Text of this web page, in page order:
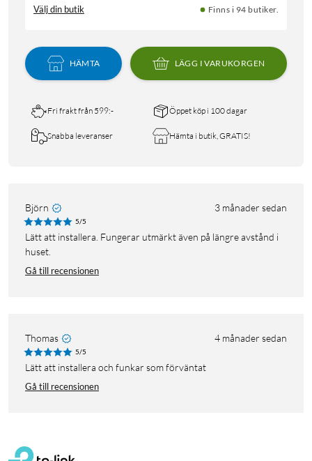
Välj din butik Finns i 94 butiker.
HÄMTA LÄGG I VARUKORGEN
Fri frakt från 599:- Öppet köp i 100 dagar
Snabba leveranser Hämta i butik, GRATIS!
Björn 3 månader sedan
5/5
Lätt att installera. Fungerar utmärkt även på längre avstånd i
huset.
Gå till recensionen
Thomas 4 månader sedan
5/5
Lätt att installera och funkar som förväntat
Gå till recensionen